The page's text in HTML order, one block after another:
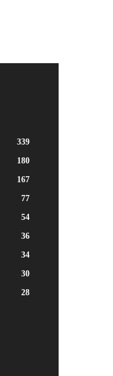
339
180
167
77
54
36
34
30
28